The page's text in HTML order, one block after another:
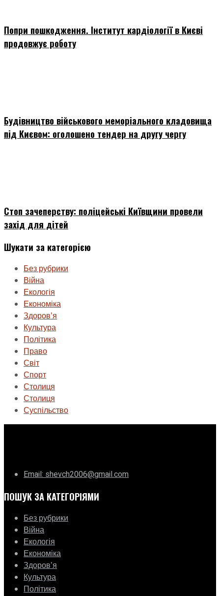
Попри пошкодження. Інститут кардіології в Києві
продовжує роботу
Будівництво військового меморіального кладовища
під Києвом: оголошено тендер на другу чергу
Стоп зачеперству: поліцейські Київщини провели
захід для дітей
Шукати за категорією
Без рубрики
Війна
Екологія
Економіка
Здоровʼя
Культура
Політика
Право
Світ
Спорт
Столиця
Столиця
Суспільство
Email: shevch2006@gmail.com
ПОШУК ЗА КАТЕГОРІЯМИ
Без рубрики
Війна
Екологія
Економіка
Здоровʼя
Культура
Політика